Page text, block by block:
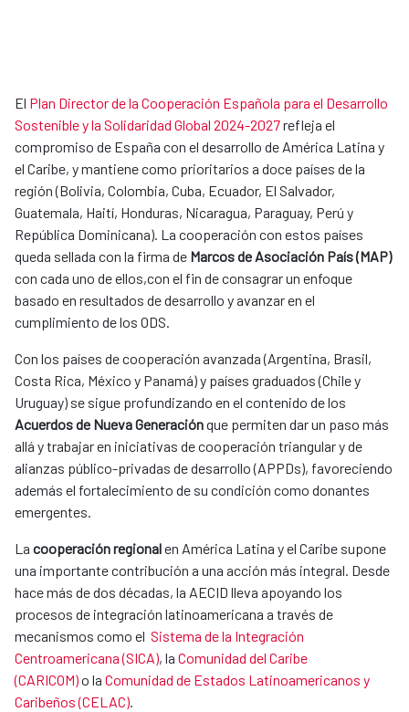
El Plan Director de la Cooperación Española para el Desarrollo
Sostenible y la Solidaridad Global 2024-2027refleja el
compromiso de España con el desarrollo de América Latina y
el Caribe, y mantiene como prioritarios a doce países de la
región (Bolivia, Colombia, Cuba, Ecuador, El Salvador,
Guatemala, Haití, Honduras, Nicaragua, Paraguay, Perú y
República Dominicana). La cooperación con estos países
queda sellada con la firma de Marcos de Asociació​n País (MAP)​
con cada uno de ellos,con el fin de consagrar un enfoque
basado en resultados de desarrollo y avanzar en el
cumplimiento de los ODS.
Con los países de cooperación avanzada (Argentina, Brasil,
Costa Rica, México y Panamá) y países graduados (Chile y
Uruguay) se sigue profundizando en el contenido de los
Acuerdos de Nueva Generaciónque permiten darun paso más
allá y trabajar en iniciativas de cooperación triangular y de
alianzas público-privadas de desarrollo (APPDs), favoreciendo
además el fortalecimiento de su condición como donantes
emergentes.
La cooperación regionalen América Latina y el Caribe supone
una importante contribución a una acción más integral. Desde
hace más de dos décadas, la AECID lleva apoyando los
procesos de integración latinoamericana a través de
mecanismos como el Sistema de la Integración
Centroamericana (SICA), la Comunidad del Caribe
(CARICOM)o la Comunidad de Estados Latinoamericanos y
Caribeños (CELAC).